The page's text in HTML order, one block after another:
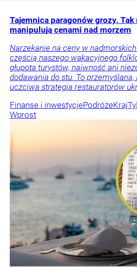
Tajemnica paragonów grozy.
manipulują cenami nad morzem
Narzekanie na ceny w
częścią naszego wakacyjnego
głupota turystów, naiwność ani
dodawania do stu. To przemyślana,
uczciwa strategia restauratorów
Finanse i inwestycjePodróżeKraj
Wprost